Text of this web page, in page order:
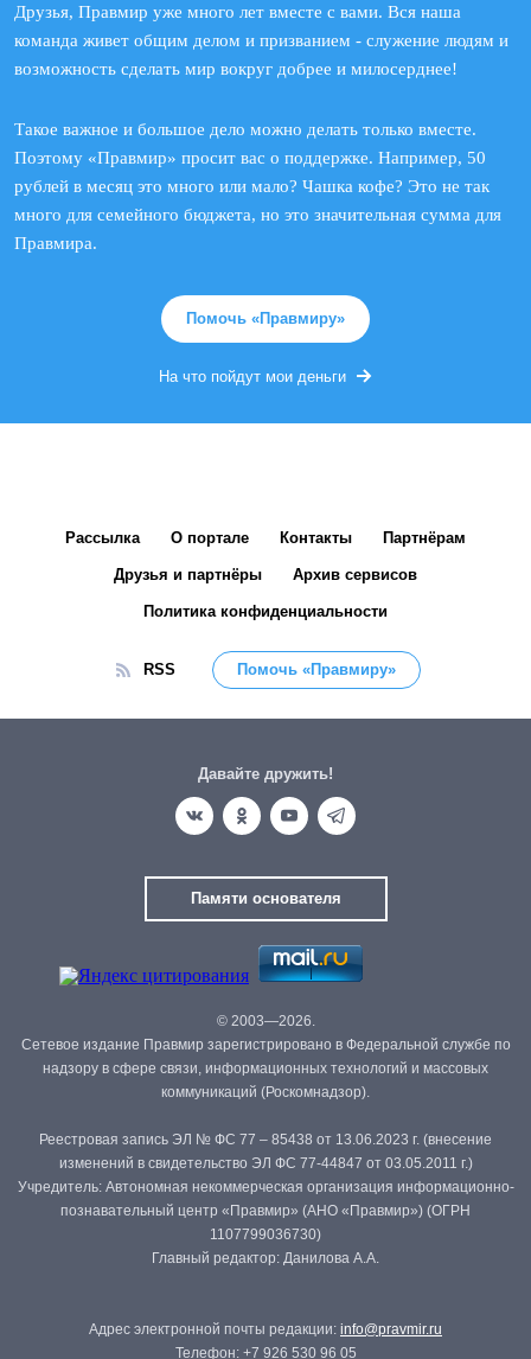
Друзья, Правмир уже много лет вместе с вами. Вся наша
команда живет общим делом и призванием - служение людям и
возможность сделать мир вокруг добрее и милосерднее!
Такое важное и большое дело можно делать только вместе.
Поэтому «Правмир» просит вас о поддержке. Например, 50
рублей в месяц это много или мало? Чашка кофе? Это не так
много для семейного бюджета, но это значительная сумма для
Правмира.
Помочь «Правмиру»
На что пойдут мои деньги
Рассылка О портале Контакты Партнёрам
Друзья и партнёры Архив сервисов
Политика конфиденциальности
RSS Помочь «Правмиру»
Давайте дружить!
Памяти основателя
© 2003—2026.
Сетевое издание Правмир зарегистрировано в Федеральной службе по
надзору в сфере связи, информационных технологий и массовых
коммуникаций (Роскомнадзор).
Реестровая запись ЭЛ № ФС 77 – 85438 от 13.06.2023 г. (внесение
изменений в свидетельство ЭЛ ФС 77-44847 от 03.05.2011 г.)
Учредитель: Автономная некоммерческая организация информационно-
познавательный центр «Правмир» (АНО «Правмир») (ОГРН
1107799036730)
Главный редактор: Данилова А.А.
Адрес электронной почты редакции: info@pravmir.ru
Телефон: +7 926 530 96 05